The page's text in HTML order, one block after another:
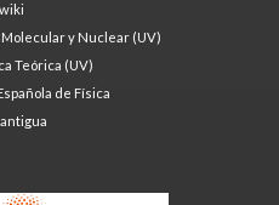
Molecular y Nuclear (UV)
Teórica (UV)
de Física